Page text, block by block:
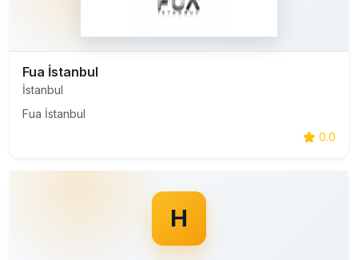
Fua İstanbul
İstanbul
Fua İstanbul
0.0
H